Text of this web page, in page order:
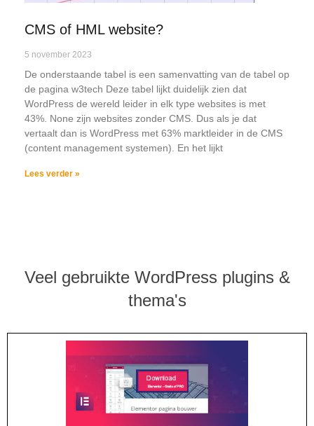
CMS of HML website?
5 november 2023
De onderstaande tabel is een samenvatting van de tabel op
de pagina w3tech Deze tabel lijkt duidelijk zien dat
WordPress de wereld leider in elk type websites is met
43%. None zijn websites zonder CMS. Dus als je dat
vertaalt dan is WordPress met 63% marktleider in de CMS
(content management systemen). En het lijkt
Lees verder »
Veel gebruikte WordPress plugins &
thema's